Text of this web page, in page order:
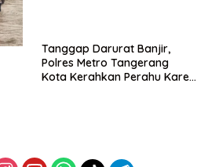
Tanggap Darurat Banjir,
Polres Metro Tangerang
Kota Kerahkan Perahu Karet